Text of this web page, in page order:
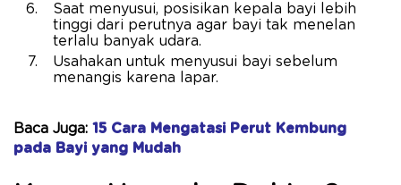
Saat menyusui, posisikan kepala bayi lebih
tinggi dari perutnya agar bayi tak menelan
terlalu banyak udara.
Usahakan untuk menyusui bayi sebelum
menangis karena lapar.
Baca Juga: 15 Cara Mengatasi Perut Kembung
pada Bayi yang Mudah